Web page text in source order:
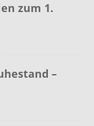
zum 1.
–